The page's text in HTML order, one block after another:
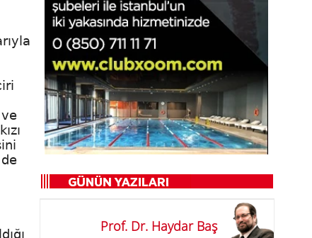
Prof. Dr. Haydar Baş